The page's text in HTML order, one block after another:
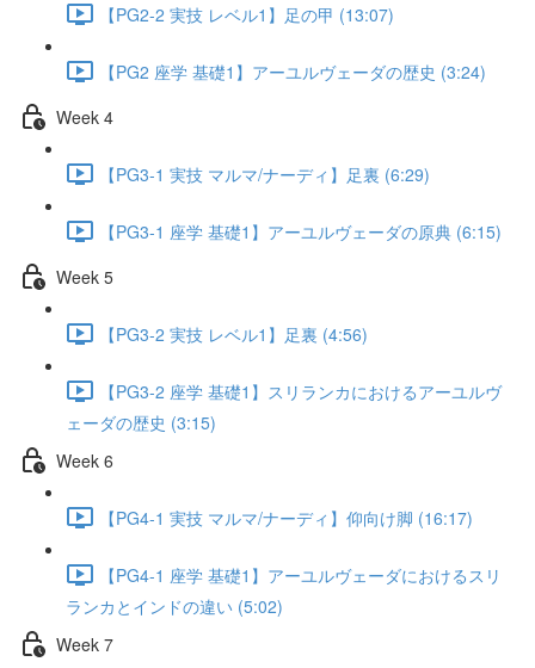
【PG2-2 実技 レベル1】足の甲 (13:07)
【PG2 座学 基礎1】アーユルヴェーダの歴史 (3:24)
Week 4
【PG3-1 実技 マルマ/ナーディ】足裏 (6:29)
【PG3-1 座学 基礎1】アーユルヴェーダの原典 (6:15)
Week 5
【PG3-2 実技 レベル1】足裏 (4:56)
【PG3-2 座学 基礎1】スリランカにおけるアーユルヴ
ェーダの歴史 (3:15)
Week 6
【PG4-1 実技 マルマ/ナーディ】仰向け脚 (16:17)
【PG4-1 座学 基礎1】アーユルヴェーダにおけるスリ
ランカとインドの違い (5:02)
Week 7